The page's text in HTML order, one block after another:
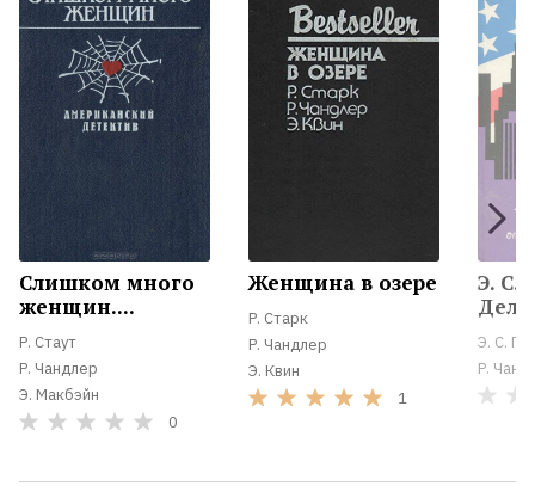
Коллекции
Слишком много
женщин....
Р. Стаут
Р. Чандлер
Э. Макбэйн
0
Женщина в озере
Р. Старк
Р. Чандлер
Э. Квин
1
Э. С.
Э. С.
Р.